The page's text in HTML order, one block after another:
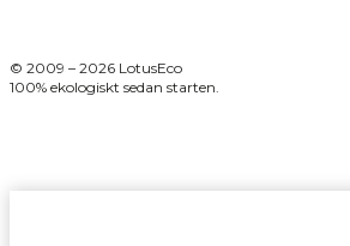
© 2009 – 2026 LotusEco
100% ekologiskt sedan starten.